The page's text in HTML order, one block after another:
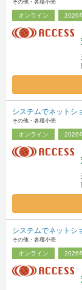
その他・各種小売
オンライン 2026
システムでネットシ
その他・各種小売
オンライン 2026
システムでネットシ
その他・各種小売
オンライン 2026